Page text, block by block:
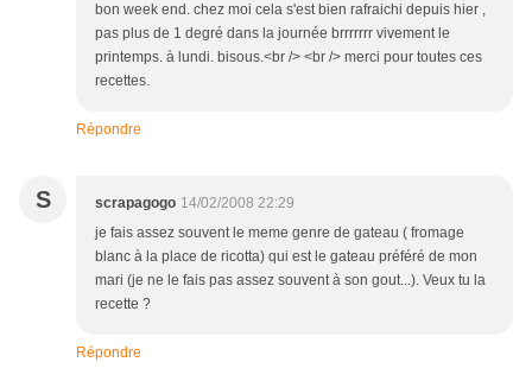
bon week end. chez moi cela s'est bien rafraichi depuis hier ,
pas plus de 1 degré dans la journée brrrrrrr vivement le
printemps. à lundi. bisous.<br /> <br /> merci pour toutes ces
recettes.
Répondre
S scrapagogo 14/02/2008 22:29
je fais assez souvent le meme genre de gateau ( fromage
blanc à la place de ricotta) qui est le gateau préféré de mon
mari (je ne le fais pas assez souvent à son gout...). Veux tu la
recette ?
Répondre